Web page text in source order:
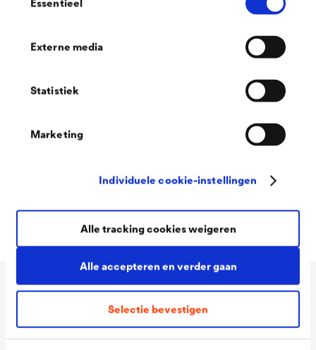
Essentieel
Externe media
Statistiek
Marketing
Individuele cookie-instellingen
Alle accepteren en verder gaan
Selectie bevestigen
Alle tracking cookies weigeren
onder extensieve begroeiing (groendaken),
voor begaanbare oppervlakten, met een deklaag
ondergrondse drainage (korte afstanden tot
voor verticale toepassingen met een
als betrouwbare afvoer van methaan- en
radongas.
Technische gegevens